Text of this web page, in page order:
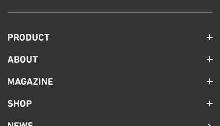
PRODUCT
ABOUT
MAGAZINE
SHOP